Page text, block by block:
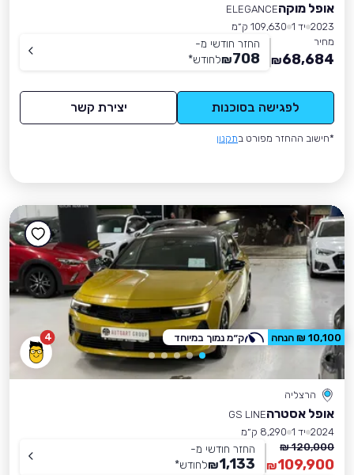
אופל מוקהELEGANCE
2023 יד 1
109,630 ק״מ
מחיר
68,684
₪
החזר חודשי מ-
708
₪לחודש*
לפגישה בסוכנות יצירת קשר
*חישוב ההחזר מפורט בתקנון
4
הרצליה
אופל אסטרהGS LINE
2024 יד 1
8,290 ק״מ
120,000 ₪
109,900
₪
החזר חודשי מ-
1,133
₪לחודש*
10,100 ₪ הנחה ק״מ נמוך במיוחד